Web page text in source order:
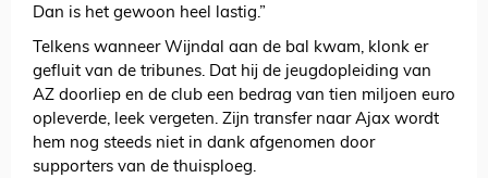
Dan is het gewoon heel lastig.”
Telkens wanneer Wijndal aan de bal kwam, klonk er
gefluit van de tribunes. Dat hij de jeugdopleiding van
AZ doorliep en de club een bedrag van tien miljoen euro
opleverde, leek vergeten. Zijn transfer naar Ajax wordt
hem nog steeds niet in dank afgenomen door
supporters van de thuisploeg.